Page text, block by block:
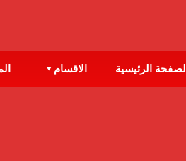
الصفحة الرئيسية الاقسام